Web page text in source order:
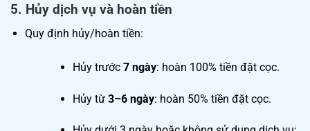
5. Hủy dịch vụ và hoàn tiền
Quy định hủy/hoàn tiền:
Hủy trước 7 ngày: hoàn 100% tiền đặt cọc.
Hủy từ 3–6 ngày: hoàn 50% tiền đặt cọc.